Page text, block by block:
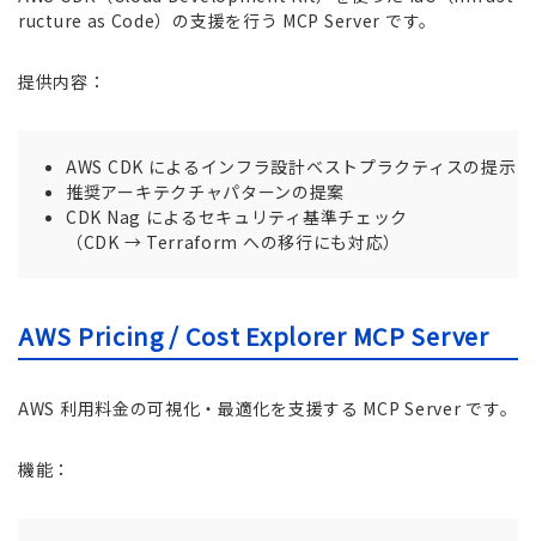
ructure as Code）の支援を行う MCP Server です。
提供内容：
AWS CDK によるインフラ設計ベストプラクティスの提示
推奨アーキテクチャパターンの提案
CDK Nag によるセキュリティ基準チェック
（CDK → Terraform への移行にも対応）
AWS Pricing / Cost Explorer MCP Server
AWS 利用料金の可視化・最適化を支援する MCP Server です。
機能：